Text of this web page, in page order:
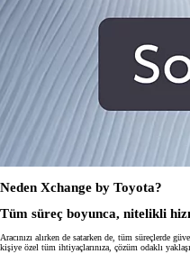
Neden Xchange by Toyota?
Tüm süreç boyunca, nitelikli
Aracınızı alırken de satarken de, tüm süreçlerde
kişiye özel tüm ihtiyaçlarınıza, çözüm odaklı